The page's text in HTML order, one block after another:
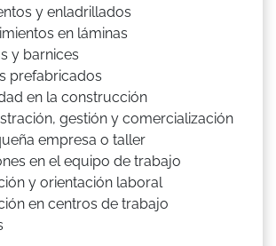
y enladrillados
en láminas
y barnices
prefabricados
en la construcción
gestión y comercialización
empresa o taller
en el equipo de trabajo
y orientación laboral
en centros de trabajo